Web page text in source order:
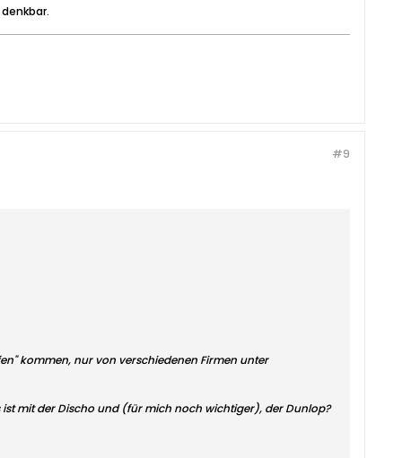
#9
kommen, nur von verschiedenen Firmen unter
mit der Discho und (für mich noch wichtiger), der Dunlop?